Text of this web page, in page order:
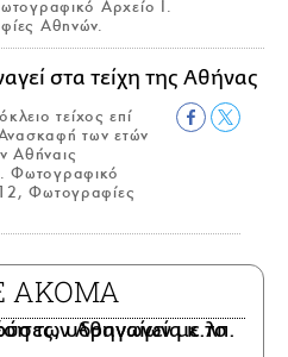
Αρχείο Ι.
Αθηνών.
τείχος επί
των ετών
Αθήναις
Φωτογραφικό
Φωτογραφίες
ΑΚΟΜΑ